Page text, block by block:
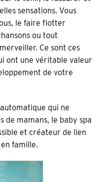
sensations. Vous
le faire flotter
ou tout
Ce sont ces
ont une véritable valeur
de votre
qui ne
de mamans, le baby spa
et créateur de lien
famille.